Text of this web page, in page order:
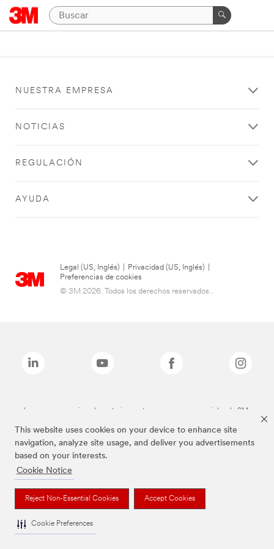
This website uses cookies on your device to enhance site
navigation, analyze site usage, and deliver you advertisements
based on your interests.
Cookie Notice
Reject Non-Essential Cookies Accept Cookies
Cookie Preferences
NUESTRA EMPRESA
NOTICIAS
REGULACIÓN
AYUDA
Legal (US, Inglés) Privacidad (US, Inglés)
Preferencias de cookies
© 3M 2026. Todos los derechos reservados..
Las marcas mencionadas anteriormente son marcas comerciales de 3M.